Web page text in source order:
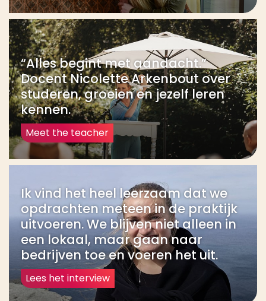
draaien van organisaties? Dan is de Associate
degree Management iets voor jou.
“Alles begint met aandacht.”
Docent Nicolette Arkenbout over
studeren, groeien en jezelf leren
kennen.
Meet the teacher
Ik vind het heel leerzaam dat we
opdrachten meteen in de praktijk
uitvoeren. We blijven niet alleen in
een lokaal, maar gaan naar
bedrijven toe en voeren het uit.
Lees het interview